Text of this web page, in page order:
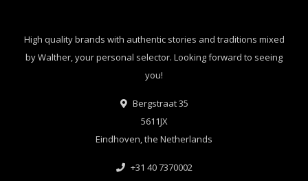
High quality brands with authentic stories and traditions mixed
by Walther, your personal selector. Looking forward to seeing
you!
Bergstraat 35
5611JX
Eindhoven, the Netherlands
+31 40 7370002